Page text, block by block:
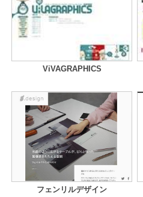
ViVAGRAPHICS
フェンリルデザイン